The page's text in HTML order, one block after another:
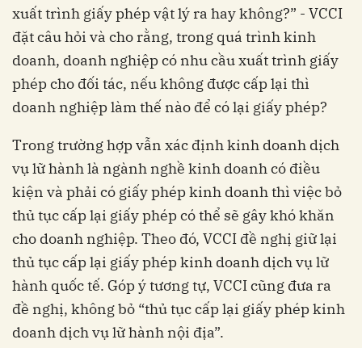
xuất trình giấy phép vật lý ra hay không?” - VCCI
đặt câu hỏi và cho rằng, trong quá trình kinh
doanh, doanh nghiệp có nhu cầu xuất trình giấy
phép cho đối tác, nếu không được cấp lại thì
doanh nghiệp làm thế nào để có lại giấy phép?
Trong trường hợp vẫn xác định kinh doanh dịch
vụ lữ hành là ngành nghề kinh doanh có điều
kiện và phải có giấy phép kinh doanh thì việc bỏ
thủ tục cấp lại giấy phép có thể sẽ gây khó khăn
cho doanh nghiệp. Theo đó, VCCI đề nghị giữ lại
thủ tục cấp lại giấy phép kinh doanh dịch vụ lữ
hành quốc tế. Góp ý tương tự, VCCI cũng đưa ra
đề nghị, không bỏ “thủ tục cấp lại giấy phép kinh
doanh dịch vụ lữ hành nội địa”.